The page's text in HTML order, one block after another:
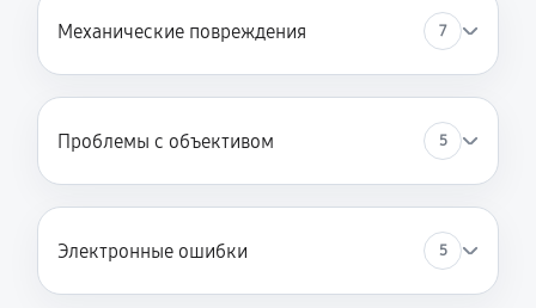
Механические повреждения 7
Проблемы с объективом 5
Электронные ошибки 5